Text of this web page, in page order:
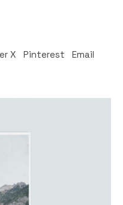
X Pinterest Email